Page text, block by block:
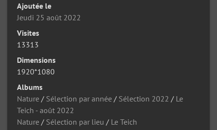
Ajoutée le
Jeudi 25 août 2022
Visites
13313
Dimensions
1920*1080
Albums
Nature / Sélection par année / Sélection 2022 / Le
Teich - août 2022
Nature / Sélection par lieu / Le Teich